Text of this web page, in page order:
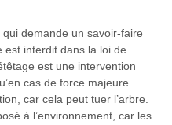
qui demande un savoir-faire
est interdit dans la loi de
est une intervention
cas de force majeure.
car cela peut tuer l’arbre.
à l’environnement, car les